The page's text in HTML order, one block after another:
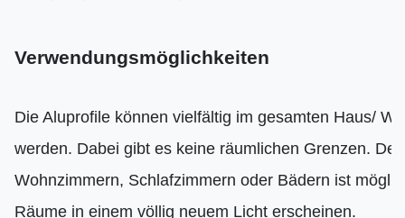
Verwendungsmöglichkeiten
Die Aluprofile können vielfältig im gesamten Haus/
werden. Dabei gibt es keine räumlichen Grenzen.
Wohnzimmern, Schlafzimmern oder Bädern ist
Räume in einem völlig neuem Licht erscheinen.